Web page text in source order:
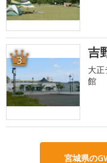
3 吉
大
館
宮城県の